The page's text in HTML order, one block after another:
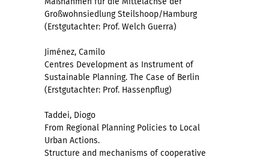
Großwohnsiedlung Steilshoop/Hamburg
(Erstgutachter: Prof. Welch Guerra)
Jiménez, Camilo
Centres Development as Instrument of
Sustainable Planning. The Case of Berlin
(Erstgutachter: Prof. Hassenpflug)
Taddei, Diogo
From Regional Planning Policies to Local
Urban Actions.
Structure and mechanisms of cooperative